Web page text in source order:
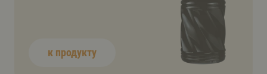
к продукту